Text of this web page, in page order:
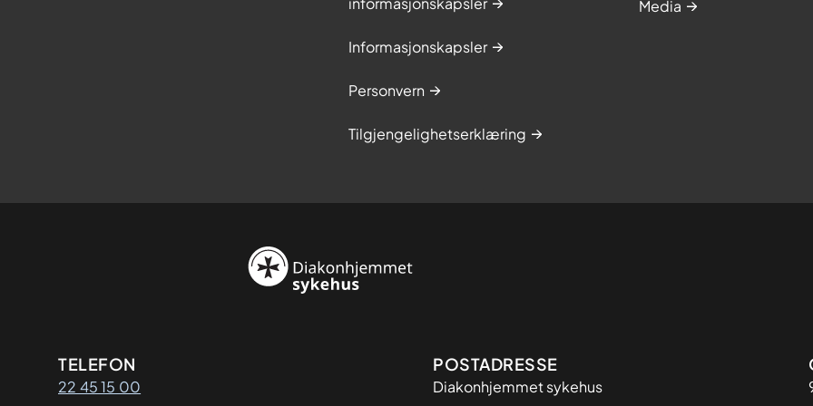
Informasjonskapsler
Personvern
Tilgjengelighetserklæring
Media
Kontaktinformasjon
TELEFON
22 45 15 00 Adresse
POSTADRESSE
Diakonhjemmet sykehus